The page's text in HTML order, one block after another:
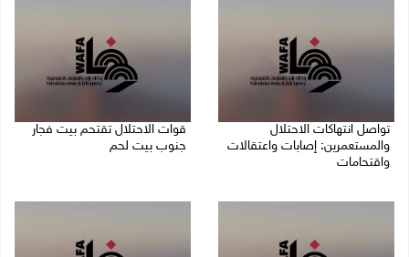
تواصل انتهاكات الاحتلال
والمستعمرين: إصابات واعتقالات
واقتحامات
قوات الاحتلال تقتحم بيت فجار
جنوب بيت لحم